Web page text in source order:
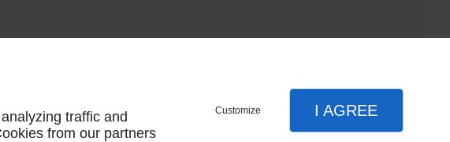
traffic and
from our partners
Customize I AGREE